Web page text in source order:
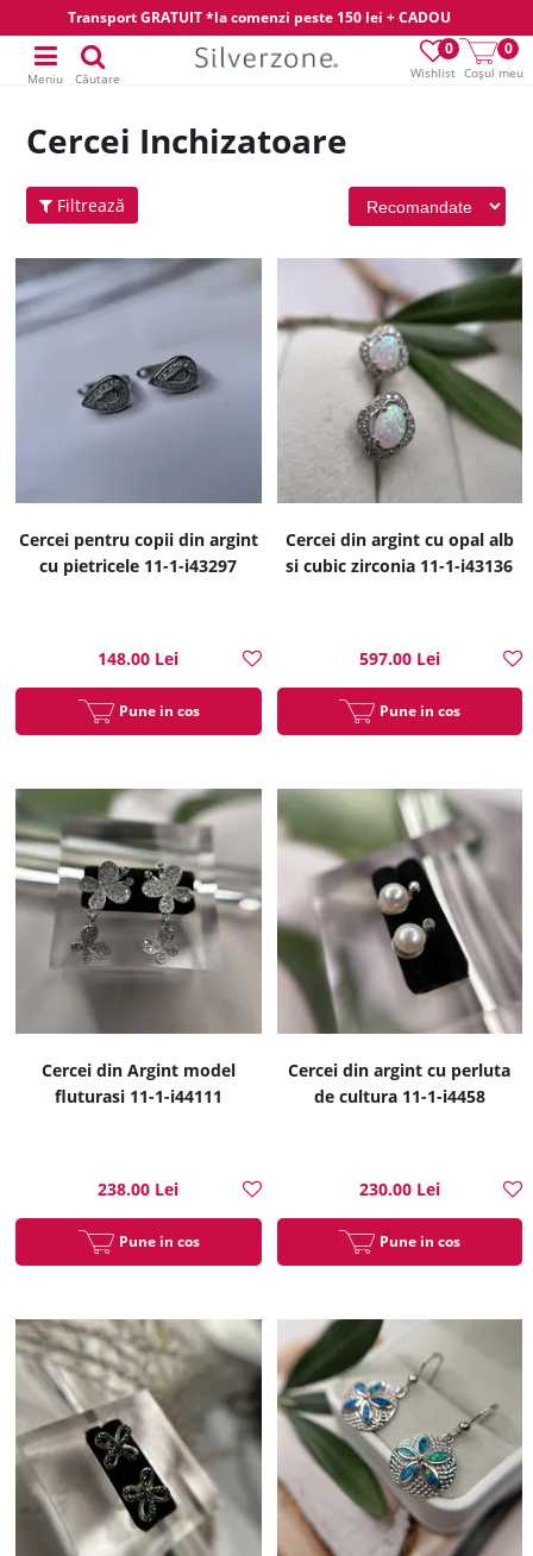
Transport GRATUIT *la comenzi peste 150 lei + CADOU
Wishlist
0
Coșul meu
0
Meniu Căutare
Cercei Inchizatoare
Filtrează
Cercei pentru copii din argint
cu pietricele 11-1-i43297
148.00 Lei
Pune in cos
Cercei din argint cu opal alb
si cubic zirconia 11-1-i43136
597.00 Lei
Pune in cos
Cercei din Argint model
fluturasi 11-1-i44111
238.00 Lei
Pune in cos
Cercei din argint cu perluta
de cultura 11-1-i4458
230.00 Lei
Pune in cos